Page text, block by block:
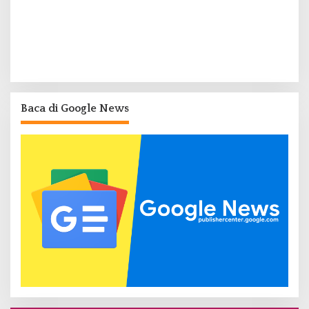
Baca di Google News